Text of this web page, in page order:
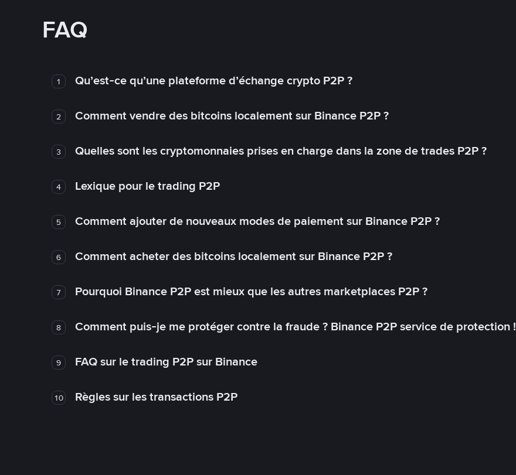
FAQ
1 Qu’est-ce qu’une plateforme d’échange crypto P2P ?
2 Comment vendre des bitcoins localement sur Binance P2P ?
3 Quelles sont les cryptomonnaies prises en charge dans la zone de trades P2P ?
4 Lexique pour le trading P2P
5 Comment ajouter de nouveaux modes de paiement sur Binance P2P ?
6 Comment acheter des bitcoins localement sur Binance P2P ?
7 Pourquoi Binance P2P est mieux que les autres marketplaces P2P ?
8 Comment puis-je me protéger contre la fraude ? Binance P2P service de protection !
9 FAQ sur le trading P2P sur Binance
10 Règles sur les transactions P2P